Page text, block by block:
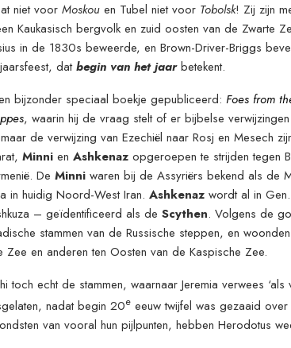
niet voor Moskou en Tubel niet voor Tobolsk! Zij zijn
Kaukasisch bergvolk en zuid oosten van de Zwarte
in de 1830s beweerde, en Brown-Driver-Briggs
datbegin van het jaarbetekent.
bijzonder speciaal boekje gepubliceerd: Foes from
, waarin hij de vraag stelt of er bijbelse
de verwijzing van Ezechiël naar Rosj en Mesech
Minni en Ashkenaz opgeroepen te strijden tegen
De Minni waren bij de Assyriërs bekend als de
in huidig Noord-West Iran. Ashkenaz wordt al in
– geïdentificeerd als de Scythen. Volgens de
stammen van de Russische steppen, en
en anderen ten Oosten van de Kaspische Zee.
toch echt de stammen, waarnaar Jeremia verwees ‘als
nadat begin 20e eeuw twijfel was gezaaid
van vooral hun pijlpunten, hebben Herodotus